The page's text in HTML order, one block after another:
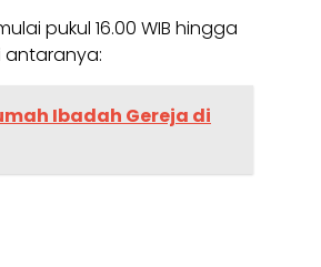
pukul 16.00 WIB hingga
antaranya:
Ibadah Gereja di